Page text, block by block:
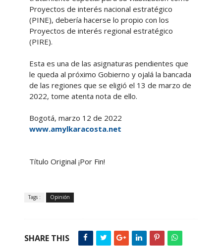
Proyectos de interés nacional estratégico
(PINE), debería hacerse lo propio con los
Proyectos de interés regional estratégico
(PIRE).
Esta es una de las asignaturas pendientes que
le queda al próximo Gobierno y ojalá la bancada
de las regiones que se eligió el 13 de marzo de
2022, tome atenta nota de ello.
Bogotá, marzo 12 de 2022
www.amylkaracosta.net
Título Original ¡Por Fin!
Tags : Opinión
SHARE THIS